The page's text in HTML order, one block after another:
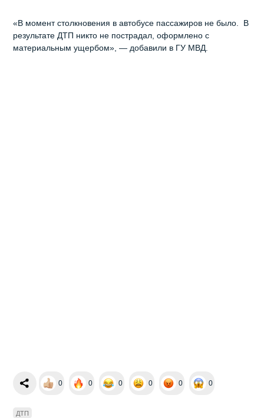
«В момент столкновения в автобусе пассажиров не было. В
результате ДТП никто не пострадал, оформлено с
материальным ущербом», — добавили в ГУ МВД.
0 0 0 0 0 0
ДТП